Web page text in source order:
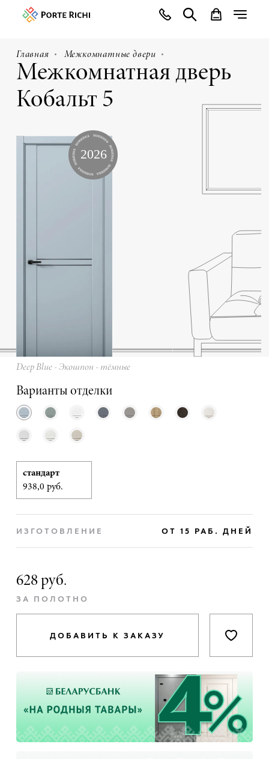
ИЗГОТОВЛЕНИЕ ОТ 15 РАБ. ДНЕЙ
628 руб.
ЗА ПОЛОТНО
ДОБАВИТЬ К ЗАКАЗУ
Главная Межкомнатные двери
Межкомнатная дверь
Кобальт 5
Deep Blue - Экошпон - тёмные
Варианты отделки
стандарт
938,0 руб.